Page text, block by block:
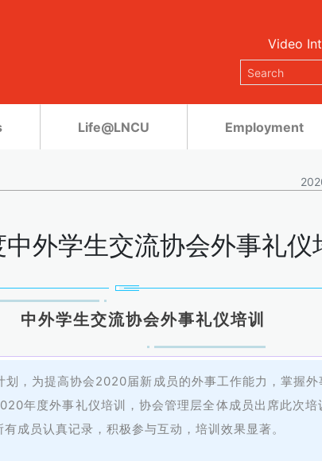
Video
Life@LNCU Employment
外学生交流协会外事礼仪
中外学生交流协会外事礼仪培训
划，为提高协会2020届新成员的外事工作能力，掌握外
年度外事礼仪培训，协会管理层全体成员出席此次培
成员认真记录，积极参与互动，培训效果显著。